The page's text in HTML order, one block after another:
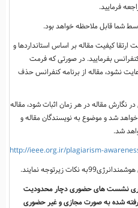
فرمایید.
شما قابل ملاحظه خواهد بود.
کیفیت مقاله بر اساس استانداردها و
بفرمایید. در صورتی که فرمت
نشود، مقاله از برنامه کنفرانس حذف
نگارش مقاله در هر زمان اثبات شود، مقاله
شد و موضوع به نویسندگان مقاله و
شد.
http://ieee.org.ir/plagiarism-
زیرتوجه نمایند.
نشست های حضوری دچار محدودیت
شده به صورت مجازی و غیر حضوری